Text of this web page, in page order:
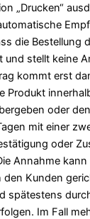
„Drucken“
die Bestellung
und stellt keine
kommt erst
Produkt
oder
mit einer
oder
Annahme
den Kunden
spätestens
Im Fall